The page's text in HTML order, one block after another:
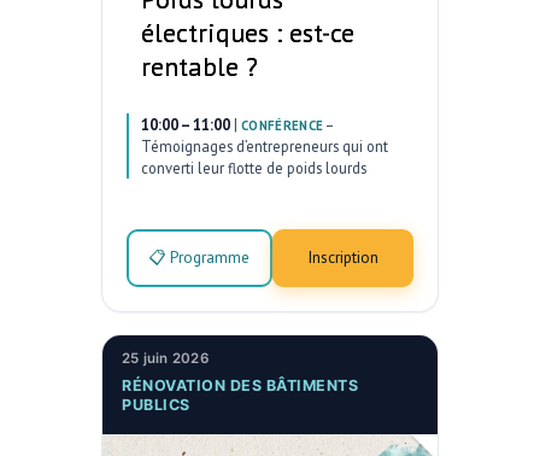
électriques : est-ce
rentable ?
10:00 – 11:00 | CONFÉRENCE –
Témoignages d’entrepreneurs qui ont
converti leur flotte de poids lourds
📋 Programme Inscription
25 juin 2026
RÉNOVATION DES BÂTIMENTS
PUBLICS